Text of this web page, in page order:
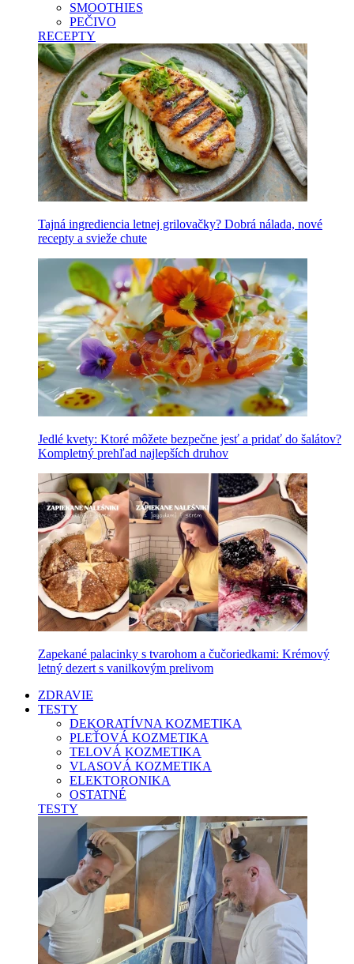
SMOOTHIES
PEČIVO
RECEPTY
Tajná ingrediencia letnej grilovačky? Dobrá nálada, nové
recepty a svieže chute
Jedlé kvety: Ktoré môžete bezpečne jesť a pridať do šalátov?
Kompletný prehľad najlepších druhov
Zapekané palacinky s tvarohom a čučoriedkami: Krémový
letný dezert s vanilkovým prelivom
ZDRAVIE
TESTY
DEKORATÍVNA KOZMETIKA
PLEŤOVÁ KOZMETIKA
TELOVÁ KOZMETIKA
VLASOVÁ KOZMETIKA
ELEKTORONIKA
OSTATNÉ
TESTY